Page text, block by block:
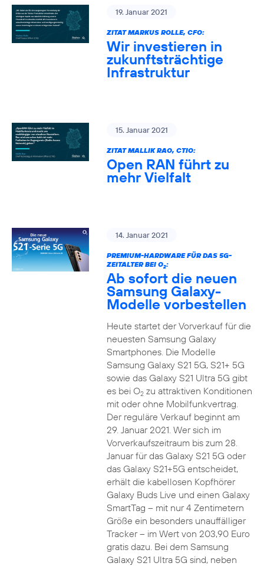
19. Januar 2021
ZITAT MARKUS ROLLE, CFO:
Wir investieren in
zukunftsträchtige
Infrastruktur
15. Januar 2021
ZITAT MALLIK RAO, CTIO:
Open RAN führt zu
mehr Vielfalt
14. Januar 2021
PREMIUM-HARDWARE FÜR DAS 5G-
ZEITALTER BEI O2:
Ab sofort die neuen
Samsung Galaxy-
Modelle vorbestellen
Heute startet der Vorverkauf für die
neuesten Samsung Galaxy
Smartphones. Die Modelle
Samsung Galaxy S21 5G, S21+ 5G
sowie das Galaxy S21 Ultra 5G gibt
es bei O2zu attraktiven Konditionen
mit oder ohne Mobilfunkvertrag.
Der reguläre Verkauf beginnt am
29. Januar 2021. Wer sich im
Vorverkaufszeitraum bis zum 28.
Januar für das Galaxy S21 5G oder
das Galaxy S21+5G entscheidet,
erhält die kabellosen Kopfhörer
Galaxy Buds Live und einen Galaxy
SmartTag – mit nur 4 Zentimetern
Größe ein besonders unauffälliger
Tracker – im Wert von 203,90 Euro
gratis dazu. Bei dem Samsung
Galaxy S21 Ultra 5G sind, neben